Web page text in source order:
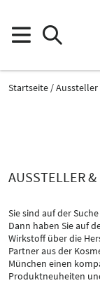
Startseite
AUSSTELLER
Sie sind auf der
Dann haben Sie auf
Wirkstoff über die
Partner aus der
München einen
Produktneuheiten
Produktgruppe
Biobasierte